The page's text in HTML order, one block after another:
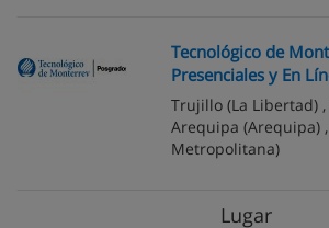
Tecnológico de
Presenciales y En
Trujillo (La Libertad) ,
Arequipa (Arequipa) ,
Metropolitana)
Lugar